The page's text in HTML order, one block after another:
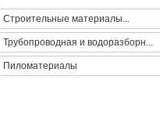
Строительные материалы...
Трубопроводная и водоразборн...
Пиломатериалы